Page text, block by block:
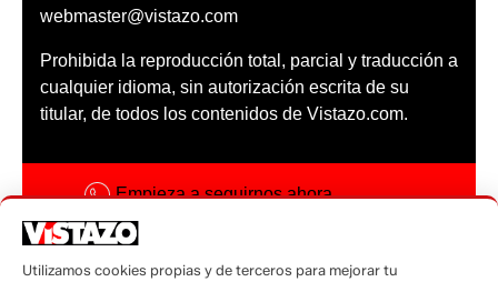
webmaster@vistazo.com
Prohibida la reproducción total, parcial y traducción a
cualquier idioma, sin autorización escrita de su
titular, de todos los contenidos de Vistazo.com.
Empieza a seguirnos ahora
Código ética
Utilizamos cookies propias y de terceros para mejorar tu